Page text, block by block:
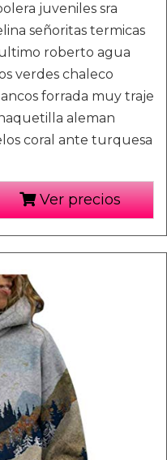
juveniles sra
señoritas termicas
roberto agua
verdes chaleco
forrada muy traje
aleman
coral ante turquesa
Ver precios